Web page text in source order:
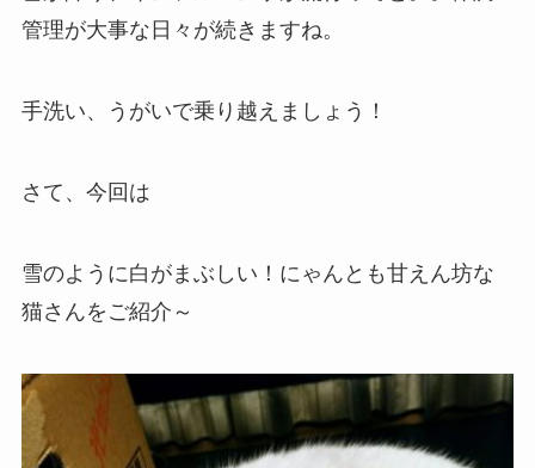
管理が大事な日々が続きますね。
手洗い、うがいで乗り越えましょう！
さて、今回は
雪のように白がまぶしい！にゃんとも甘えん坊な
猫さんをご紹介～